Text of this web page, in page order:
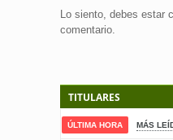
Lo siento, debes estar
comentario.
TITULARES
ÚLTIMA HORA MÁS